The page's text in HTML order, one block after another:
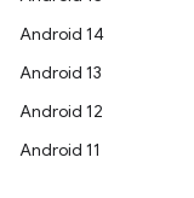
Android 14
Android 13
Android 12
Android 11